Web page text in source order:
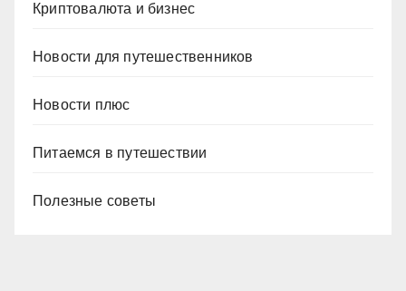
Криптовалюта и бизнес
Новости для путешественников
Новости плюс
Питаемся в путешествии
Полезные советы